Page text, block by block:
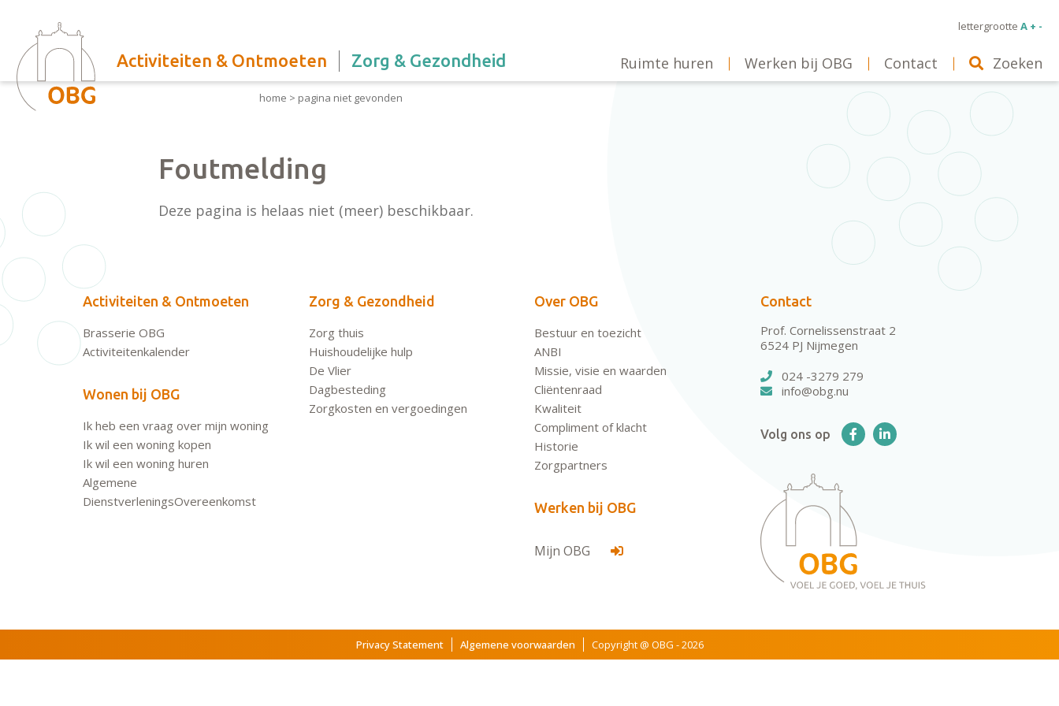
home > pagina niet gevonden
Foutmelding
Deze pagina is helaas niet (meer) beschikbaar.
Activiteiten & Ontmoeten
Brasserie OBG
Activiteitenkalender
Wonen bij OBG
Ik heb een vraag over mijn woning
Ik wil een woning kopen
Ik wil een woning huren
Algemene
DienstverleningsOvereenkomst
Zorg & Gezondheid
Zorg thuis
Huishoudelijke hulp
De Vlier
Dagbesteding
Zorgkosten en vergoedingen
Over OBG
Bestuur en toezicht
ANBI
Missie, visie en waarden
Cliëntenraad
Kwaliteit
Compliment of klacht
Historie
Zorgpartners
Werken bij OBG
Mijn OBG
Contact
Prof. Cornelissenstraat 2
6524 PJ Nijmegen
024 -3279 279
info@obg.nu
Volg ons op
Privacy Statement Algemene voorwaarden Copyright @ OBG - 2026
lettergrootte A + -
Activiteiten & Ontmoeten Zorg & Gezondheid Ruimte huren Werken bij OBG Contact Zoeken